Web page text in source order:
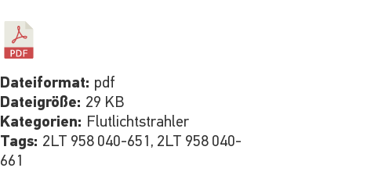
Dateiformat: pdf
Dateigröße: 29 KB
Kategorien: Flutlichtstrahler
Tags: 2LT 958 040-651, 2LT 958 040-
661